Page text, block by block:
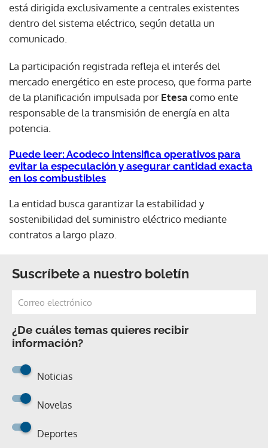
está dirigida exclusivamente a centrales existentes
dentro del sistema eléctrico, según detalla un
comunicado.
La participación registrada refleja el interés del
mercado energético en este proceso, que forma parte
de la planificación impulsada por Etesacomo ente
responsable de la transmisión de energía en alta
potencia.
Puede leer: Acodeco intensifica operativos para
evitar la especulación y asegurar cantidad exacta
en los combustibles
La entidad busca garantizar la estabilidad y
sostenibilidad del suministro eléctrico mediante
contratos a largo plazo.
Suscríbete a nuestro boletín
¿De cuáles temas quieres recibir
información?
Noticias
Novelas
Deportes